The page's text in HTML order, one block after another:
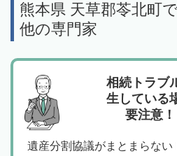
熊本県 天草郡苓北町
他の専門家
相続トラブ
生している
要注意！
遺産分割協議がまとまらな